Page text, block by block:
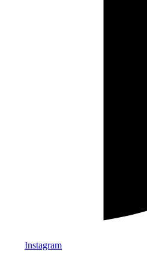
Instagram